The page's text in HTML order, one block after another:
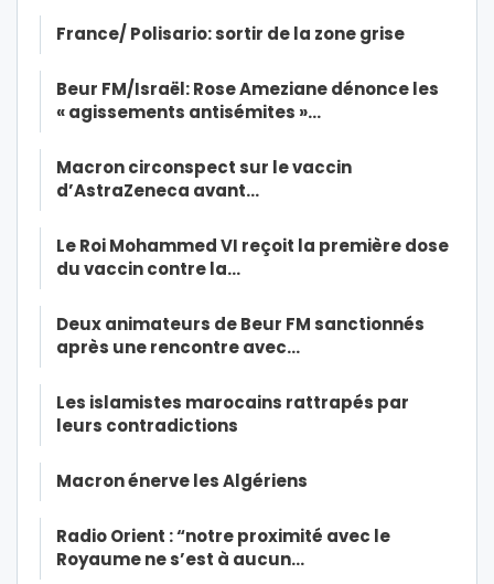
France/ Polisario: sortir de la zone grise
Beur FM/Israël: Rose Ameziane dénonce les
« agissements antisémites »…
Macron circonspect sur le vaccin
d’AstraZeneca avant…
Le Roi Mohammed VI reçoit la première dose
du vaccin contre la…
Deux animateurs de Beur FM sanctionnés
après une rencontre avec…
Les islamistes marocains rattrapés par
leurs contradictions
Macron énerve les Algériens
Radio Orient : “notre proximité avec le
Royaume ne s’est à aucun…